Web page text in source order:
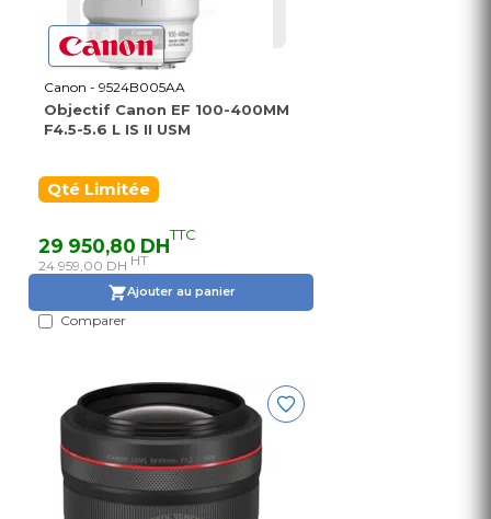
Canon - 9524B005AA
Objectif Canon EF 100-400MM
F4.5-5.6 L IS II USM
Qté Limitée
29 950,80 DHTTC
24 959,00 DH HT
Ajouter au panier
Comparer